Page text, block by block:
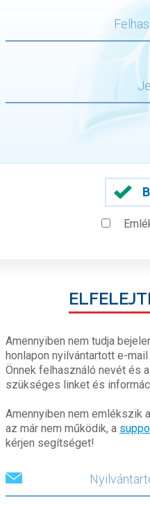
Amennyiben nem tudja
honlapon nyilvántartott e-
Önnek felhasználó nevét és
szükséges linket és
Amennyiben nem emlékszik
az már nem működik, a
kérjen segítséget!